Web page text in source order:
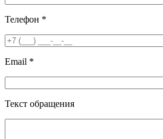
Телефон *
Email *
Текст обращения